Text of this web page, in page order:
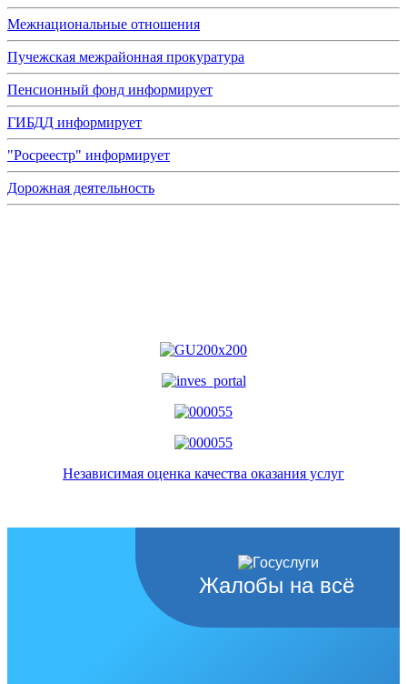
Межнациональные отношения
Пучежская межрайонная прокуратура
Пенсионный фонд информирует
ГИБДД информирует
"Росреестр" информирует
Дорожная деятельность
Независимая оценка качества оказания услуг
Жалобы на всё